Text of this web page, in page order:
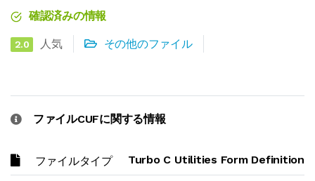
確認済みの情報
2.0 人気 その他のファイル
ファイルCUFに関する情報
ファイルタイプ Turbo C Utilities Form Definition